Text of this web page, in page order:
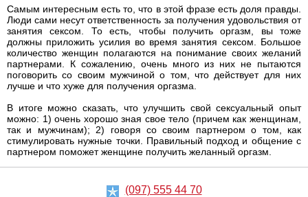
Самым интересным есть то, что в этой фразе есть доля правды.
Люди сами несут ответственность за получения удовольствия от
занятия сексом. То есть, чтобы получить оргазм, вы тоже
должны приложить усилия во время занятия сексом. Большое
количество женщин полагаются на понимание своих желаний
партнерами. К сожалению, очень много из них не пытаются
поговорить со своим мужчиной о том, что действует для них
лучше и что хуже для получения оргазма.
В итоге можно сказать, что улучшить свой сексуальный опыт
можно: 1) очень хорошо зная свое тело (причем как женщинам,
так и мужчинам); 2) говоря со своим партнером о том, как
стимулировать нужные точки. Правильный подход и общение с
партнером поможет женщине получить желанный оргазм.
(097) 555 44 70